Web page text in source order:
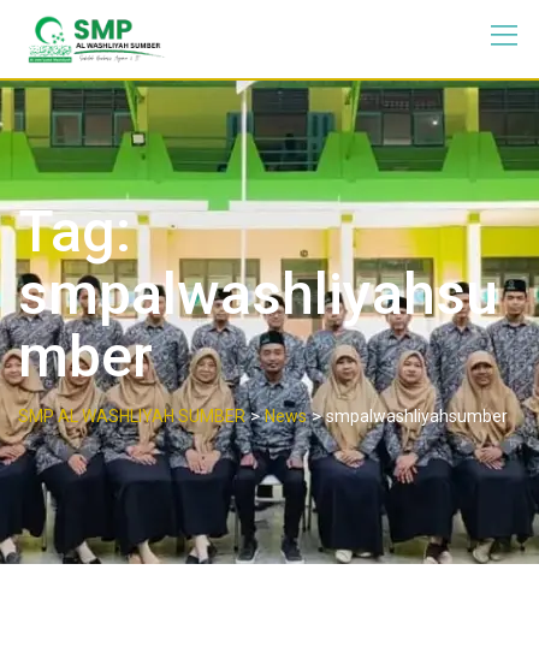
Tag:
smpalwashliyahsu
mber
SMP AL WASHLIYAH SUMBER>News>smpalwashliyahsumber